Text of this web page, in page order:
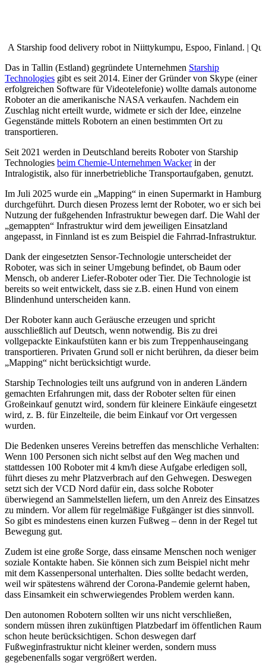
A Starship food delivery robot in Niittykumpu, Espoo, Finland. |
Das in Tallin (Estland) gegründete Unternehmen Starship
Technologies gibt es seit 2014. Einer der Gründer von Skype (einer
erfolgreichen Software für Videotelefonie) wollte damals autonome
Roboter an die amerikanische NASA verkaufen. Nachdem ein
Zuschlag nicht erteilt wurde, widmete er sich der Idee, einzelne
Gegenstände mittels Robotern an einen bestimmten Ort zu
transportieren.
Seit 2021 werden in Deutschland bereits Roboter von Starship
Technologies beim Chemie-Unternehmen Wackerin der
Intralogistik, also für innerbetriebliche Transportaufgaben, genutzt.
Im Juli 2025 wurde ein „Mapping“ in einen Supermarkt in Hamburg
durchgeführt. Durch diesen Prozess lernt der Roboter, wo er sich bei
Nutzung der fußgehenden Infrastruktur bewegen darf. Die Wahl der
„gemappten“ Infrastruktur wird dem jeweiligen Einsatzland
angepasst, in Finnland ist es zum Beispiel die Fahrrad-Infrastruktur.
Dank der eingesetzten Sensor-Technologie unterscheidet der
Roboter, was sich in seiner Umgebung befindet, ob Baum oder
Mensch, ob anderer Liefer-Roboter oder Tier. Die Technologie ist
bereits so weit entwickelt, dass sie z.B. einen Hund von einem
Blindenhund unterscheiden kann.
Der Roboter kann auch Geräusche erzeugen und spricht
ausschließlich auf Deutsch, wenn notwendig. Bis zu drei
vollgepackte Einkaufstüten kann er bis zum Treppenhauseingang
transportieren. Privaten Grund soll er nicht berühren, da dieser beim
„Mapping“ nicht berücksichtigt wurde.
Starship Technologies teilt uns aufgrund von in anderen Ländern
gemachten Erfahrungen mit, dass der Roboter selten für einen
Großeinkauf genutzt wird, sondern für kleinere Einkäufe eingesetzt
wird, z. B. für Einzelteile, die beim Einkauf vor Ort vergessen
wurden.
Die Bedenken unseres Vereins betreffen das menschliche Verhalten:
Wenn 100 Personen sich nicht selbst auf den Weg machen und
stattdessen 100 Roboter mit 4 km/h diese Aufgabe erledigen soll,
führt dieses zu mehr Platzverbrach auf den Gehwegen. Deswegen
setzt sich der VCD Nord dafür ein, dass solche Roboter
überwiegend an Sammelstellen liefern, um den Anreiz des Einsatzes
zu mindern. Vor allem für regelmäßige Fußgänger ist dies sinnvoll.
So gibt es mindestens einen kurzen Fußweg – denn in der Regel tut
Bewegung gut.
Zudem ist eine große Sorge, dass einsame Menschen noch weniger
soziale Kontakte haben. Sie können sich zum Beispiel nicht mehr
mit dem Kassenpersonal unterhalten. Dies sollte bedacht werden,
weil wir spätestens während der Corona-Pandemie gelernt haben,
dass Einsamkeit ein schwerwiegendes Problem werden kann.
Den autonomen Robotern sollten wir uns nicht verschließen,
sondern müssen ihren zukünftigen Platzbedarf im öffentlichen Raum
schon heute berücksichtigen. Schon deswegen darf
Fußweginfrastruktur nicht kleiner werden, sondern muss
gegebenenfalls sogar vergrößert werden.